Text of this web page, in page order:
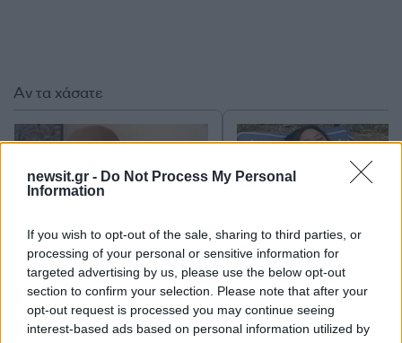
newsit.gr - Do Not Process My Personal
Information
If you wish to opt-out of the sale, sharing to third parties, or
processing of your personal or sensitive information for
targeted advertising by us, please use the below opt-out
section to confirm your selection. Please note that after your
opt-out request is processed you may continue seeing
interest-based ads based on personal information utilized by
Αν τα χάσατε
Γιάννης Ξανθούλης: Με τον
Λάκη Λαζόπουλο
καταφέραμε και τα
βρήκαμε, δύσκολα
Η Δανάη Μπάρκα πήγε
για μπάνιο στη
φορώντας το νυφικό